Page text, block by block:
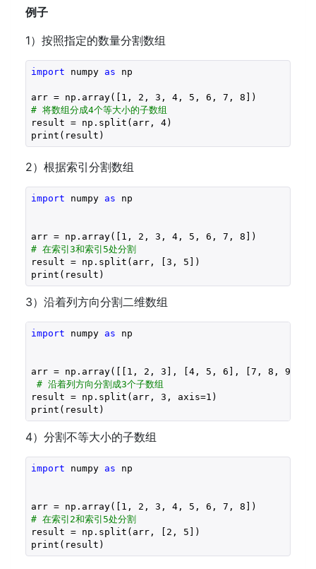
例子
1）按照指定的数量分割数组
import numpy as np
arr = np.array([ 1 , 2 , 3 , 4, 5 , 6 , 7 , 8
# 将数组分成4个等大小的子数组
result = np.split(arr, 4)
print(result)
2）根据索引分割数组
import numpy as np
arr = np.array([ 1 , 2 , 3 , 4, 5 , 6 , 7 , 8
# 在索引3和索引5处分割
result = np.split(arr, [3 , 5 ])
print(result)
3）沿着列方向分割二维数组
import numpy as np
arr = np.array([[ 1 , 2 , 3 ], [4, 5 , 6 ], [7 , 8 , 9
# 沿着列方向分割成3个子数组
result = np.split(arr, 3 , axis=1 )
print(result)
4）分割不等大小的子数组
import numpy as np
arr = np.array([ 1 , 2 , 3 , 4, 5 , 6 , 7 , 8
# 在索引2和索引5处分割
result = np.split(arr, [ 2 , 5 ])
print(result)